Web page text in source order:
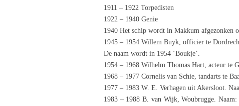
1911 – 1922 Torpedisten
1922 – 1940 Genie
1940 Het schip wordt in Makkum afgezonken
1945 – 1954 Willem Buyk, officier te
De naam wordt in 1954 ‘Boukje’.
1954 – 1968 Wilhelm Thomas Hart, acteur te
1968 – 1977 Cornelis van Schie, tandarts te
1977 – 1983 W. E. Verhagen uit Akersloot.
1983 – 1988 B. van Wijk, Woubrugge.